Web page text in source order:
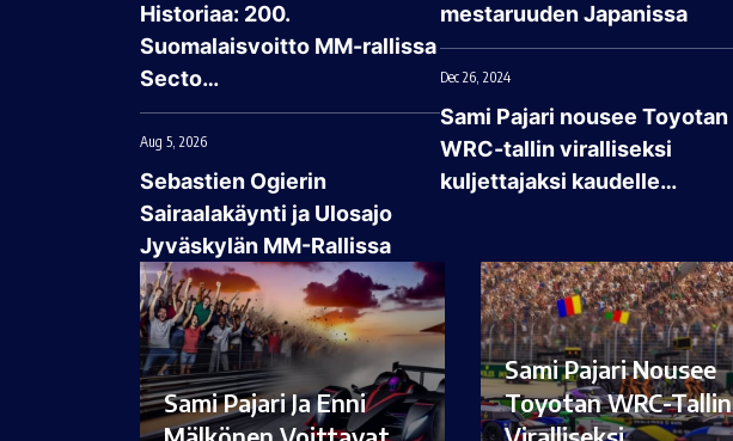
Historiaa: 200.
Suomalaisvoitto MM-rallissa
Secto…
Aug 5, 2026
Sebastien Ogierin
Sairaalakäynti ja Ulosajo
Jyväskylän MM-Rallissa
mestaruuden Japanissa
Dec 26, 2024
Sami Pajari nousee Toyotan
WRC-tallin viralliseksi
kuljettajaksi kaudelle…
Sami Pajari Ja Enni
Sami Pajari Nousee
Toyotan WRC-Tallin